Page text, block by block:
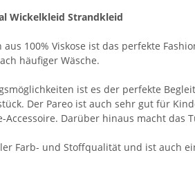
Wickelkleid Strandkleid
100% Viskose ist das perfekte
häufiger Wäsche.
ist es der perfekte
Der Pareo ist auch sehr gut für
Darüber hinaus macht
Farb- und Stoffqualität und ist auch